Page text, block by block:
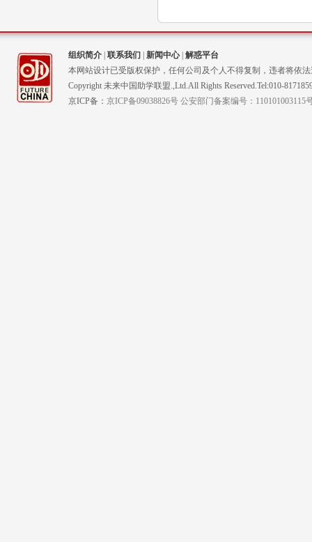
组织简介 联系我们 新闻中心| 解惑平台
本网站设计已受版权保护，任何公司及个人不得复制，违者将依
Copyright 未来中国助学联盟.,Ltd.All Rights Reserved.Tel:010-
京ICP备： 京ICP备09038826号 公安部门备案编号：110101003115